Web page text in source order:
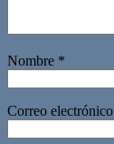
Nombre *
Correo electrónico